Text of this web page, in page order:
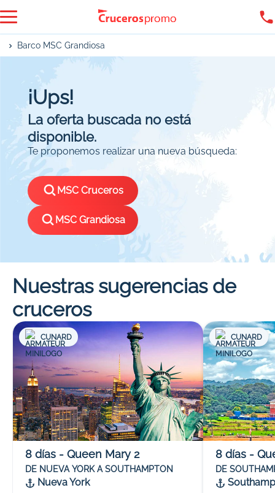
Barco MSC Grandiosa
¡Ups!
La oferta buscada no está
disponible.
Te proponemos realizar una nueva búsqueda:
MSC Cruceros
MSC Grandiosa
Nuestras sugerencias de
cruceros
CUNARD
8 días - Queen Mary 2
DE NUEVA YORK A SOUTHAMPTON
Nueva York
CUNARD
8 días -
DE